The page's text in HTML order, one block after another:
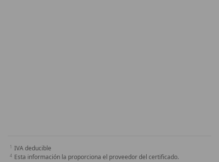
IVA deducible
Esta información la proporciona el proveedor del certificado.